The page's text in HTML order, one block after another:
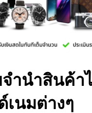
ำนำสินค้า
นมต่างๆ